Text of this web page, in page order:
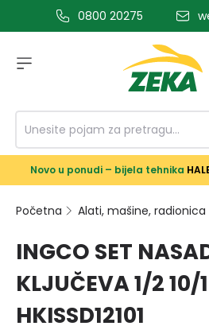
glavni sadržaj0800 20275
Novo u ponudi – bijela tehnika
Početna Alati, mašine, radionica
INGCO SET
KLJUČEVA 1/2 10/1
HKISSD12101